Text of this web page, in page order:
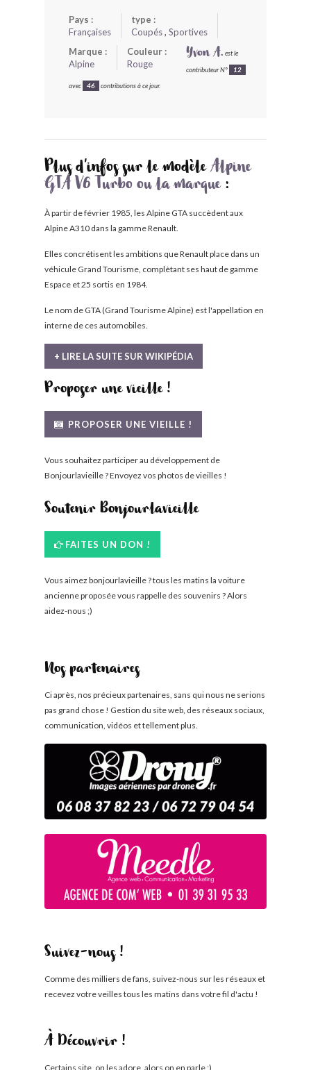
Pays :
Françaises
type :
Coupés, Sportives
Marque :
Alpine
Couleur :
Rouge
Yvon A. est le
contributeur N° 12
avec 46 contributions à ce jour.
Plus d'infos sur le modèleAlpine
GTA V6 Turbo ou la marque:
À partir de février 1985, les Alpine GTA succèdent aux
Alpine A310 dans la gamme Renault.
Elles concrétisent les ambitions que Renault place dans un
véhicule Grand Tourisme, complètant ses haut de gamme
Espace et 25 sortis en 1984.
Le nom de GTA (Grand Tourisme Alpine) est l'appellation en
interne de ces automobiles.
+ LIRE LA SUITE SUR WIKIPÉDIA
Proposer une vieille !
PROPOSER UNE VIEILLE !
Vous souhaitez participer au développement de
Bonjourlavieille ? Envoyez vos photos de vieilles !
Soutenir Bonjourlavieille
FAITES UN DON !
Vous aimez bonjourlavieille ? tous les matins la voiture
ancienne proposée vous rappelle des souvenirs ? Alors
aidez-nous ;)
Nos partenaires
Ci après, nos précieux partenaires, sans qui nous ne serions
pas grand chose ! Gestion du site web, des réseaux sociaux,
communication, vidéos et tellement plus.
Suivez-nous !
Comme des milliers de fans, suivez-nous sur les réseaux et
recevez votre veilles tous les matins dans votre fil d'actu !
À Découvrir !
Certains site, on les adore, alors on en parle ;)